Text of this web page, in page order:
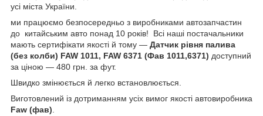
усі міста України.
ми працюємо безпосередньо з виробниками автозапчастин
до китайським авто понад 10 років! Всі наші постачальники
мають сертифікати якості й тому — Датчик рівня палива
(без колби) FAW 1011, FAW 6371 (Фав 1011,6371) доступний
за ціною — 480 грн. за фут.
Швидко змінюється й легко встановлюється.
Виготовлений із дотриманням усіх вимог якості автовиробника
Faw (фав)